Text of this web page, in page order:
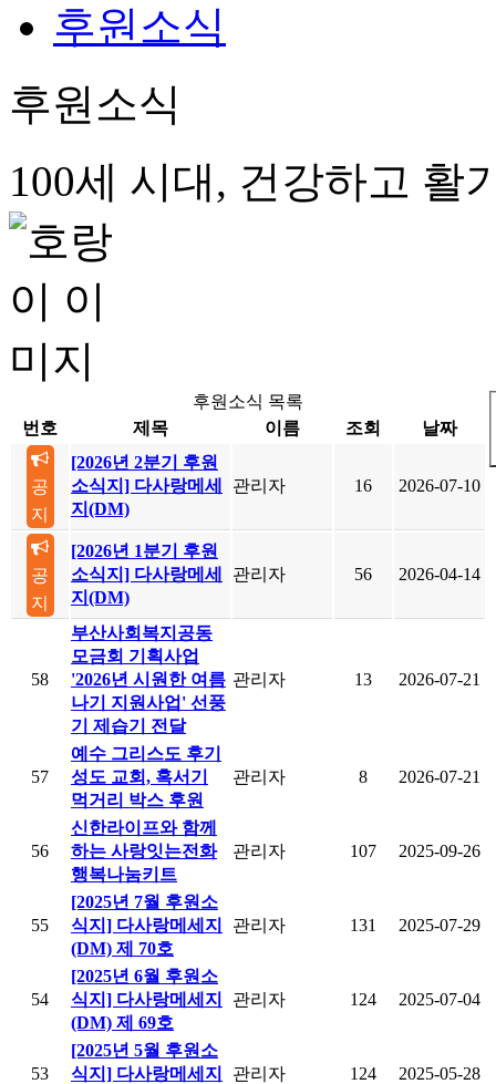
후원소식
후원소식
100세 시대, 건강하고 활
후원소식 목록
번호
제목 이름 조회 날짜
공
지
[2026년 2분기 후원
소식지] 다사랑메세
지(DM)
관리자 16 2026-07-10
공
지
[2026년 1분기 후원
소식지] 다사랑메세
지(DM)
관리자 56 2026-04-14
58
부산사회복지공동
모금회 기획사업
'2026년 시원한 여름
나기 지원사업' 선풍
기 제습기 전달
관리자 13 2026-07-21
57
예수 그리스도 후기
성도 교회, 혹서기
먹거리 박스 후원
관리자 8 2026-07-21
56
신한라이프와 함께
하는 사랑잇는전화
행복나눔키트
관리자 107 2025-09-26
55
[2025년 7월 후원소
식지] 다사랑메세지
(DM) 제 70호
관리자 131 2025-07-29
54
[2025년 6월 후원소
식지] 다사랑메세지
(DM) 제 69호
관리자 124 2025-07-04
53
[2025년 5월 후원소
식지] 다사랑메세지
관리자 124 2025-05-28